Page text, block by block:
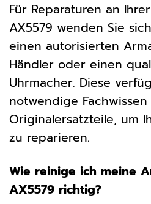
Für Reparaturen an
AX5579 wenden Sie
einen autorisierten
Händler oder einen
Uhrmacher. Diese
notwendige
Originalersatzteile, um
zu reparieren.
Wie reinige ich meine
AX5579 richtig?